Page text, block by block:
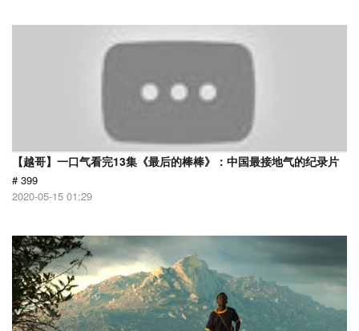
【越哥】一口气看完13集《最后的棒棒》：中国最接地气的纪录片
# 399
2020-05-15 01:29